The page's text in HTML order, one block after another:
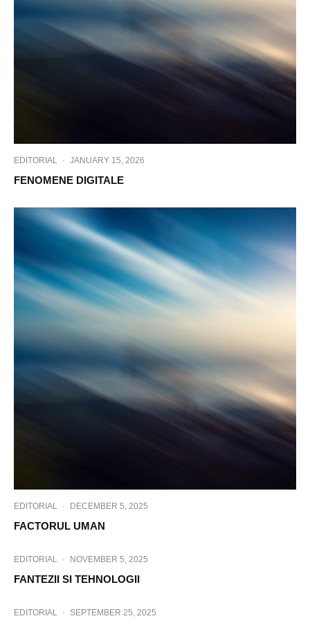
EDITORIAL · JANUARY 15, 2026
FENOMENE DIGITALE
EDITORIAL · DECEMBER 5, 2025
FACTORUL UMAN
EDITORIAL · NOVEMBER 5, 2025
FANTEZII SI TEHNOLOGII
EDITORIAL · SEPTEMBER 25, 2025